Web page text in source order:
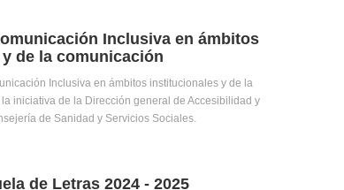
Inclusiva en ámbitos
de la comunicación
Inclusiva en ámbitos institucionales y de la
iniciativa de la Dirección general de Accesibilidad y
de Sanidad y Servicios Sociales.
de Letras 2024 - 2025